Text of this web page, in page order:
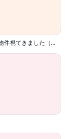
霊能者と事故物件視てきました（分冊版）